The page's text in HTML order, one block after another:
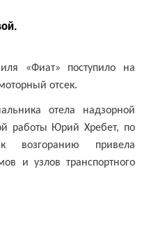
«Фиат» поступило на
отсек.
отела надзорной
работы Юрий Хребет, по
возгоранию привела
и узлов транспортного